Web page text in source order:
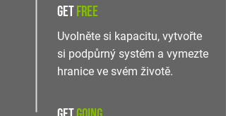
getfree
Uvolněte si kapacitu, vytvořte
si podpůrný systém a vymezte
hranice ve svém životě.